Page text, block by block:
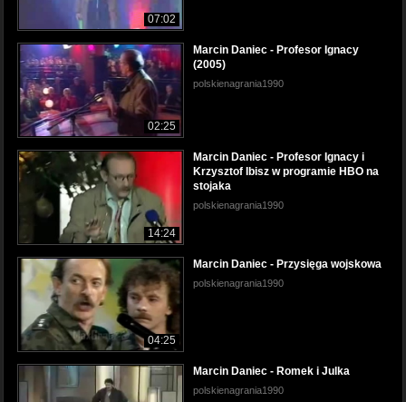
07:02
02:25
Marcin Daniec - Profesor Ignacy
(2005)
polskienagrania1990
14:24
Marcin Daniec - Profesor Ignacy i
Krzysztof Ibisz w programie HBO na
stojaka
polskienagrania1990
04:25
Marcin Daniec - Przysięga wojskowa
polskienagrania1990
Marcin Daniec - Romek i Julka
polskienagrania1990